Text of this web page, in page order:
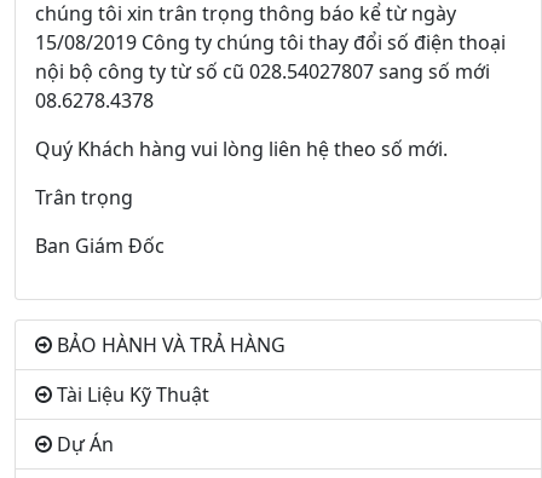
chúng tôi xin trân trọng thông báo kể từ ngày
15/08/2019 Công ty chúng tôi thay đổi số điện thoại
nội bộ công ty từ số cũ 028.54027807 sang số mới
08.6278.4378
Quý Khách hàng vui lòng liên hệ theo số mới.
Trân trọng
Ban Giám Đốc
BẢO HÀNH VÀ TRẢ HÀNG
Tài Liệu Kỹ Thuật
Dự Án